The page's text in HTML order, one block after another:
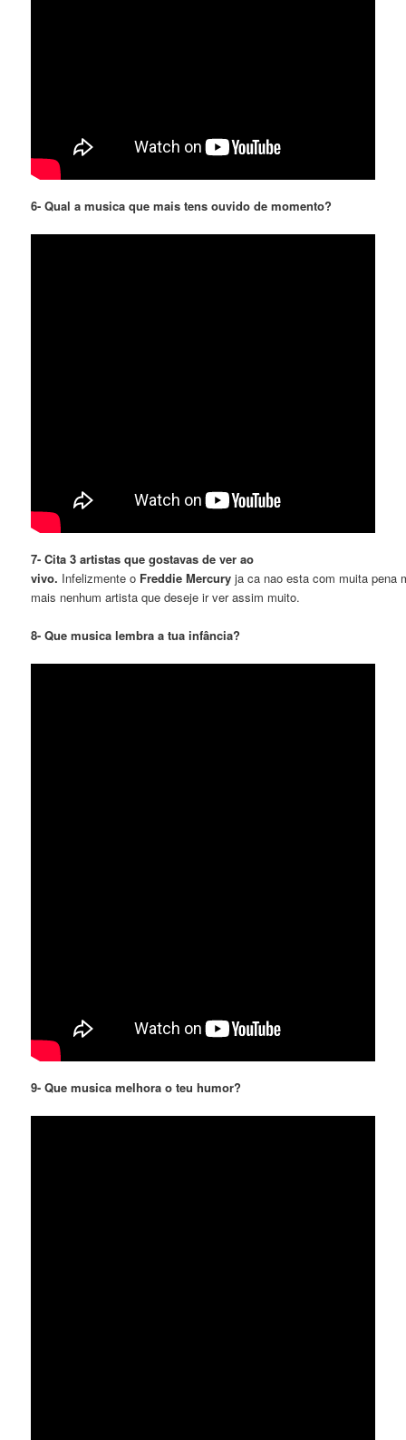
6- Qual a musica que mais tens ouvido de momento?
7- Cita 3 artistas que gostavas de ver ao
vivo. Infelizmente o Freddie Mercury ja ca nao esta com muita pena
mais nenhum artista que deseje ir ver assim muito.
8- Que musica lembra a tua infância?
9- Que musica melhora o teu humor?